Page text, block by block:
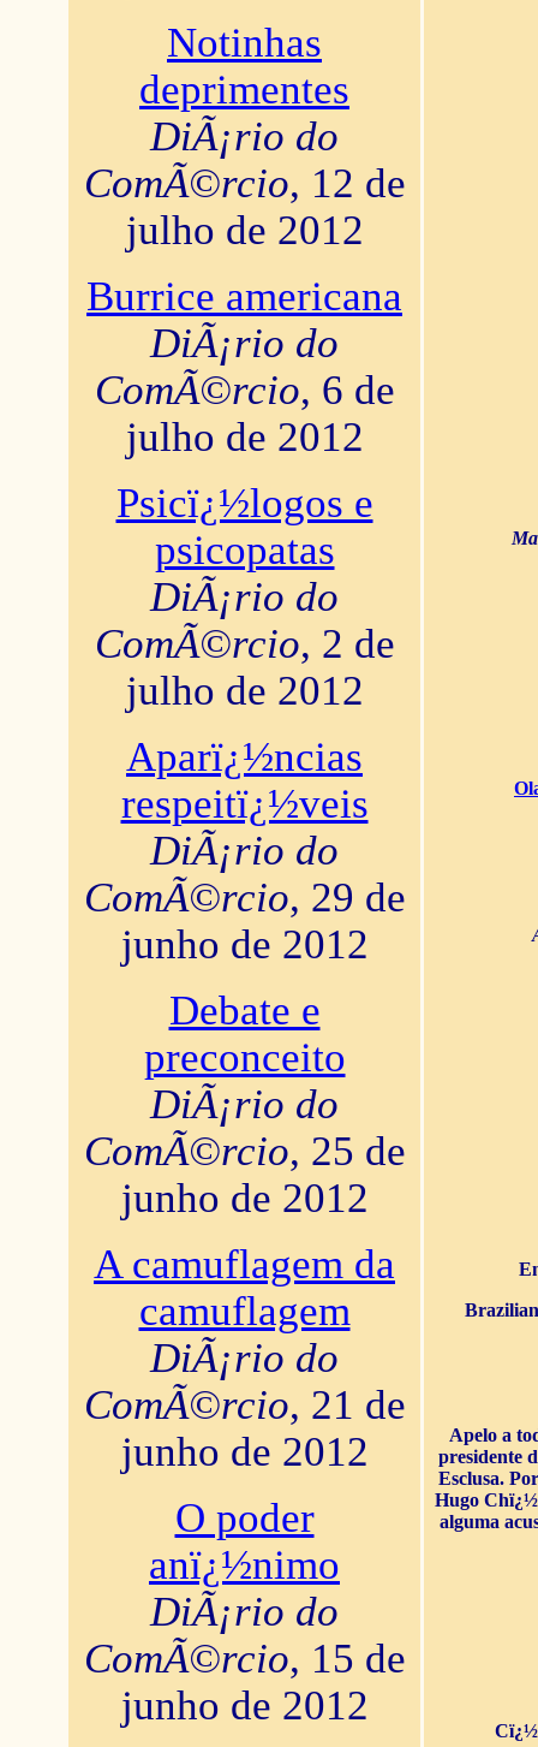
Notinhas
deprimentes
DiÃ¡rio do
ComÃ©rcio, 12 de
julho de 2012
Burrice americana
DiÃ¡rio do
ComÃ©rcio, 6 de
julho de 2012
Psicï¿½logos e
psicopatas
DiÃ¡rio do
ComÃ©rcio, 2 de
julho de 2012
Aparï¿½ncias
respeitï¿½veis
DiÃ¡rio do
ComÃ©rcio, 29 de
junho de 2012
Debate e
preconceito
DiÃ¡rio do
ComÃ©rcio, 25 de
junho de 2012
A camuflagem da
camuflagem
DiÃ¡rio do
ComÃ©rcio, 21 de
junho de 2012
O poder
anï¿½nimo
DiÃ¡rio do
ComÃ©rcio, 15 de
junho de 2012
Apelo a
presidente
Esclusa.
Hugo
alguma